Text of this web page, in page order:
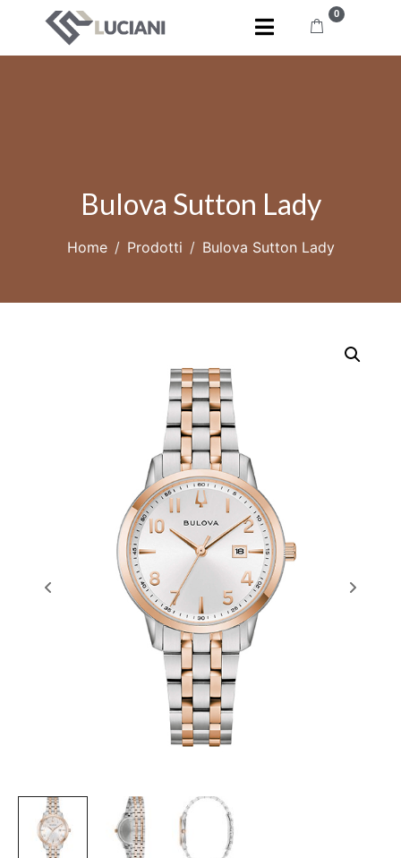
0
Bulova Sutton Lady
Home Prodotti Bulova Sutton Lady